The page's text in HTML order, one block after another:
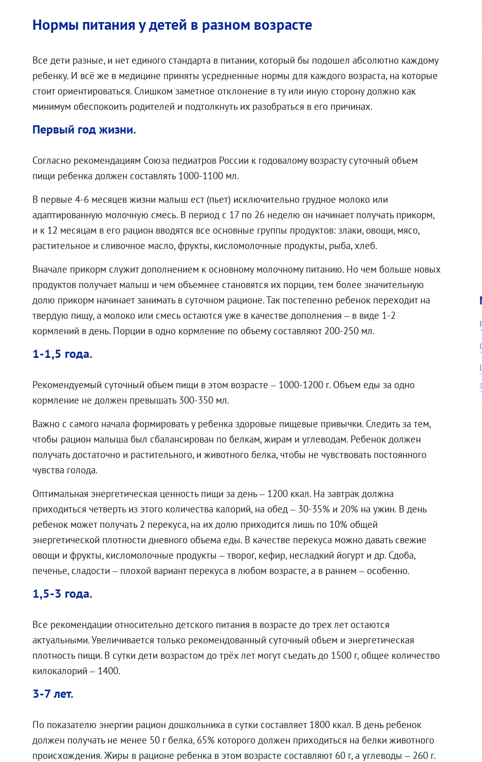
Нормы питания у детей в разном возрасте
Все дети разные, и нет единого стандарта в питании, который бы подошел абсолютно каждому
ребенку. И всё же в медицине приняты усредненные нормы для каждого возраста, на которые
стоит ориентироваться. Слишком заметное отклонение в ту или иную сторону должно как
минимум обеспокоить родителей и подтолкнуть их разобраться в его причинах.
Первый год жизни.
Согласно рекомендациям Союза педиатров России к годовалому возрасту суточный объем
пищи ребенка должен составлять 1000-1100 мл.
В первые 4-6 месяцев жизни малыш ест (пьет) исключительно грудное молоко или
адаптированную молочную смесь. В период с 17 по 26 неделю он начинает получать прикорм,
и к 12 месяцам в его рацион вводятся все основные группы продуктов: злаки, овощи, мясо,
растительное и сливочное масло, фрукты, кисломолочные продукты, рыба, хлеб.
Вначале прикорм служит дополнением к основному молочному питанию. Но чем больше новых
продуктов получает малыш и чем объемнее становятся их порции, тем более значительную
долю прикорм начинает занимать в суточном рационе. Так постепенно ребенок переходит на
твердую пищу, а молоко или смесь остаются уже в качестве дополнения – в виде 1-2
кормлений в день. Порции в одно кормление по объему составляют 200-250 мл.
1-1,5 года.
Рекомендуемый суточный объем пищи в этом возрасте – 1000-1200 г. Объем еды за одно
кормление не должен превышать 300-350 мл.
Важно с самого начала формировать у ребенка здоровые пищевые привычки. Следить за тем,
чтобы рацион малыша был сбалансирован по белкам, жирам и углеводам. Ребенок должен
получать достаточно и растительного, и животного белка, чтобы не чувствовать постоянного
чувства голода.
Оптимальная энергетическая ценность пищи за день – 1200 ккал. На завтрак должна
приходиться четверть из этого количества калорий, на обед – 30-35% и 20% на ужин. В день
ребенок может получать 2 перекуса, на их долю приходится лишь по 10% общей
энергетической плотности дневного объема еды. В качестве перекуса можно давать свежие
овощи и фрукты, кисломолочные продукты – творог, кефир, несладкий йогурт и др. Сдоба,
печенье, сладости – плохой вариант перекуса в любом возрасте, а в раннем – особенно.
1,5-3 года.
Все рекомендации относительно детского питания в возрасте до трех лет остаются
актуальными. Увеличивается только рекомендованный суточный объем и энергетическая
плотность пищи. В сутки дети возрастом до трёх лет могут съедать до 1500 г, общее количество
килокалорий – 1400.
3-7 лет.
По показателю энергии рацион дошкольника в сутки составляет 1800 ккал. В день ребенок
должен получать не менее 50 г белка, 65% которого должен приходиться на белки животного
происхождения. Жиры в рационе ребенка в этом возрасте составляют 60 г, а углеводы – 260 г.